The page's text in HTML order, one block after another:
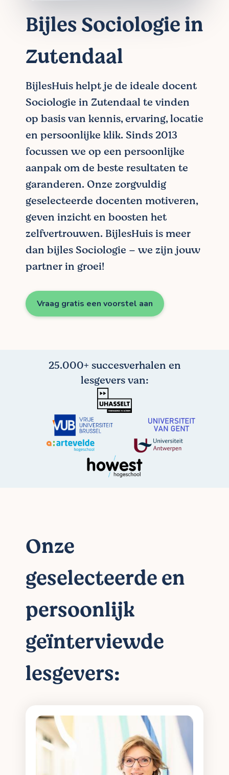
Bijles Sociologie in
Zutendaal
BijlesHuis helpt je de ideale docent
Sociologie in Zutendaal te vinden
op basis van kennis, ervaring, locatie
en persoonlijke klik. Sinds 2013
focussen we op een persoonlijke
aanpak om de beste resultaten te
garanderen. Onze zorgvuldig
geselecteerde docenten motiveren,
geven inzicht en boosten het
zelfvertrouwen. BijlesHuis is meer
dan bijles Sociologie – we zijn jouw
partner in groei!
Vraag gratis een voorstel aan
25.000+ succesverhalen en
lesgevers van:
Onze
geselecteerde en
persoonlijk
geïnterviewde
lesgevers: